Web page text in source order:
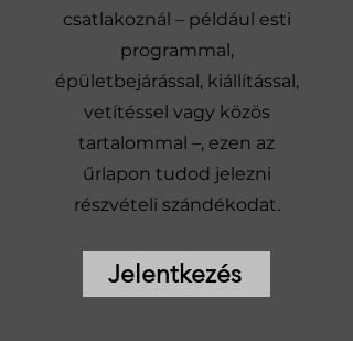
csatlakoznál – például esti
programmal,
épületbejárással, kiállítással,
vetítéssel vagy közös
tartalommal –, ezen az
űrlapon tudod jelezni
részvételi szándékodat.
Jelentkezés